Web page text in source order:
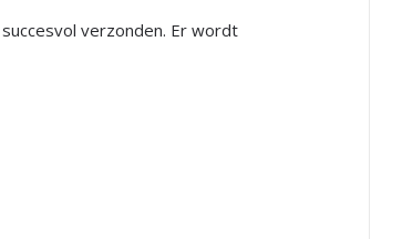
verzonden. Er wordt